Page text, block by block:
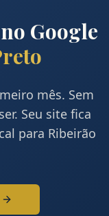
Google
mês. Sem
Seu site fica
para Ribeirão